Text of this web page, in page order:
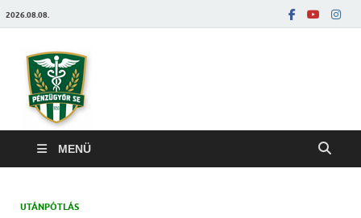
2026.08.08.
MENÜ
UTÁNPÓTLÁS